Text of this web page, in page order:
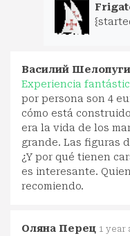
Василий
Experiencia
por persona son 4
cómo está
era la vida de los
grande. Las figuras
¿Y por qué tienen
es interesante.
recomiendo.
Оляна Перец 1 year